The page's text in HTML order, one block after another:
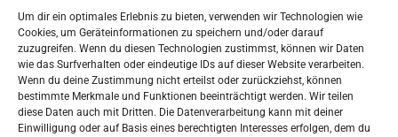
Um dir ein optimales Erlebnis zu bieten, verwenden wir Technologien wie
Cookies, um Geräteinformationen zu speichern und/oder darauf
zuzugreifen. Wenn du diesen Technologien zustimmst, können wir Daten
wie das Surfverhalten oder eindeutige IDs auf dieser Website verarbeiten.
Wenn du deine Zustimmung nicht erteilst oder zurückziehst, können
bestimmte Merkmale und Funktionen beeinträchtigt werden. Wir teilen
diese Daten auch mit Dritten. Die Datenverarbeitung kann mit deiner
Einwilligung oder auf Basis eines berechtigten Interesses erfolgen, dem du
Widerufsbelehrung
Oglašavanje / Postavite svoj oglas
Tko je “Idemo u Svijet – Njemačka?
Pretražite stranicu: